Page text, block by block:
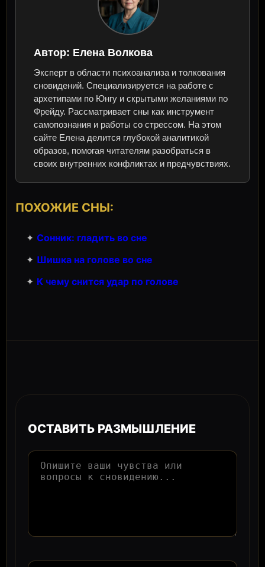
Автор: Елена Волкова
Эксперт в области психоанализа и толкования
сновидений. Специализируется на работе с
архетипами по Юнгу и скрытыми желаниями по
Фрейду. Рассматривает сны как инструмент
самопознания и работы со стрессом. На этом
сайте Елена делится глубокой аналитикой
образов, помогая читателям разобраться в
своих внутренних конфликтах и предчувствиях.
ПОХОЖИЕ СНЫ:
✦ Сонник: гладить во сне
✦ Шишка на голове во сне
✦ К чему снится удар по голове
ОСТАВИТЬ РАЗМЫШЛЕНИЕ